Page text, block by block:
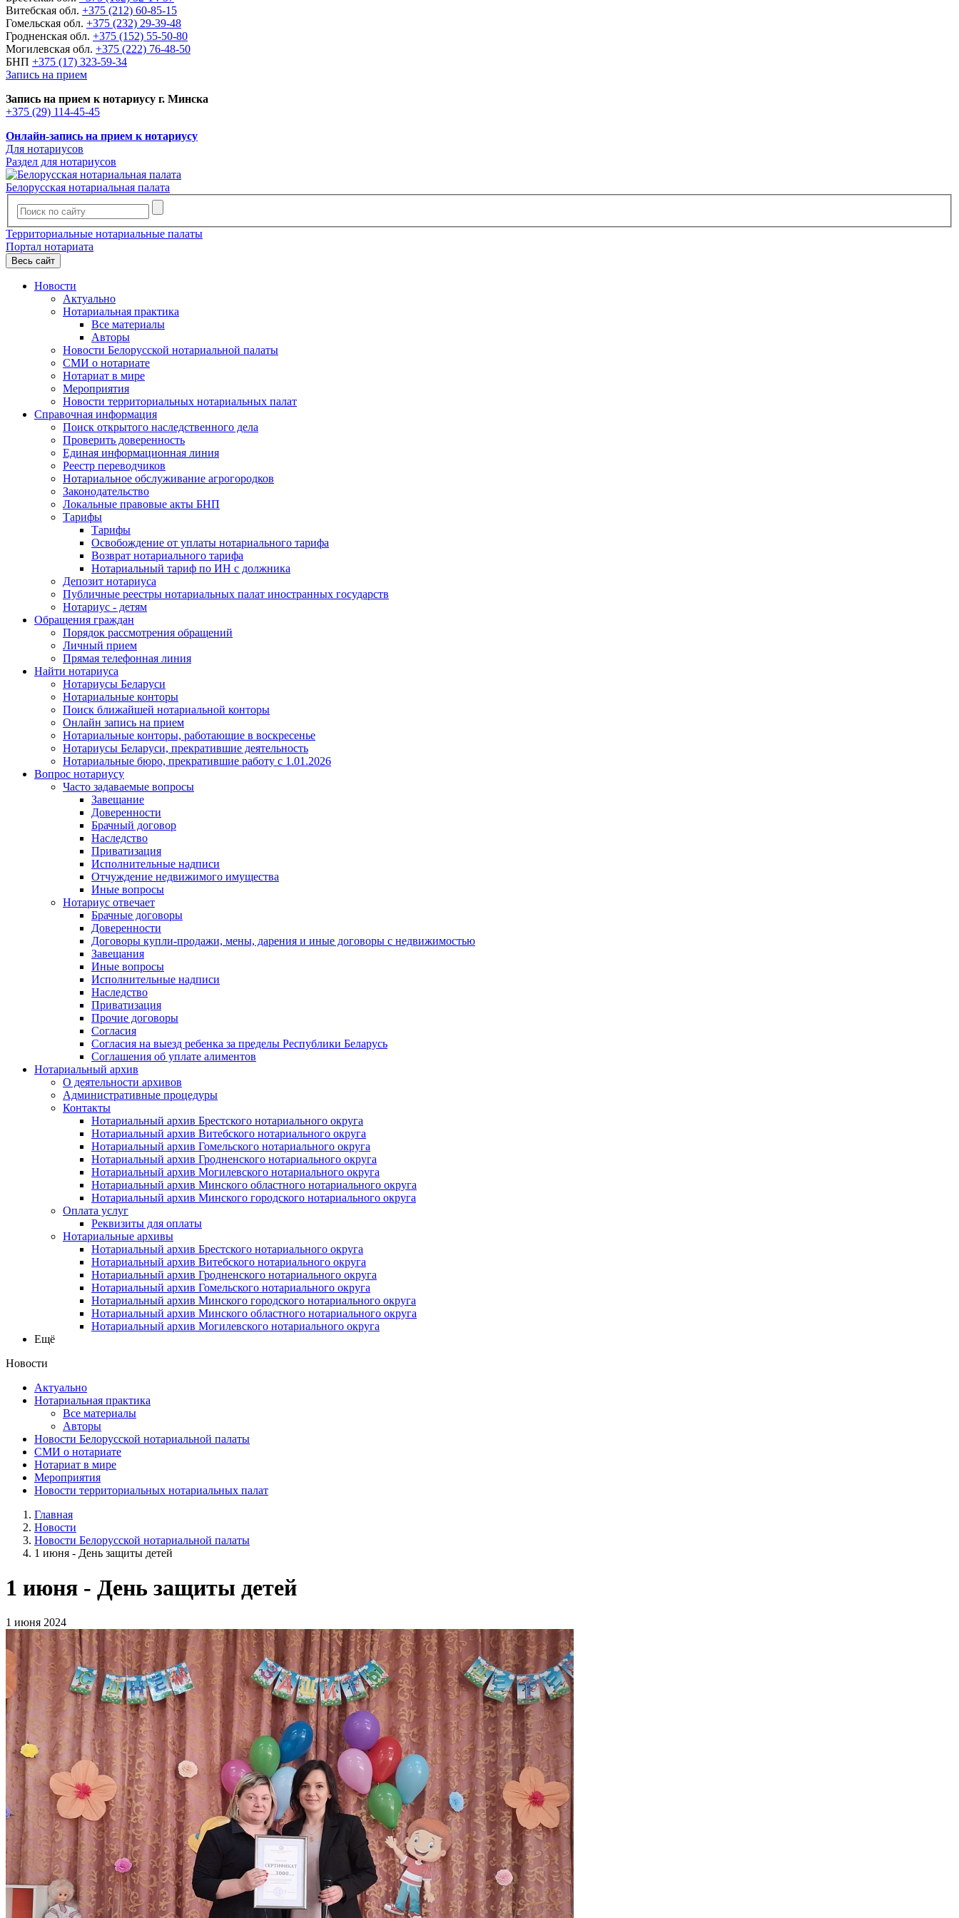
Витебская обл. +375 (212) 60-85-15
Гомельская обл. +375 (232) 29-39-48
Гродненская обл. +375 (152) 55-50-80
Могилевская обл. +375 (222) 76-48-50
БНП +375 (17) 323-59-34
Запись на прием
Запись на прием к нотариусу г. Минска
+375 (29) 114-45-45
Онлайн-запись на прием к нотариусу
Для нотариусов
Раздел для нотариусов
Белорусская нотариальная палата
Территориальные нотариальные палаты
Портал нотариата
Весь сайт
Новости
Актуально
Нотариальная практика
Все материалы
Авторы
Новости Белорусской нотариальной палаты
СМИ о нотариате
Нотариат в мире
Мероприятия
Новости территориальных нотариальных палат
Справочная информация
Поиск открытого наследственного дела
Проверить доверенность
Единая информационная линия
Реестр переводчиков
Нотариальное обслуживание агрогородков
Законодательство
Локальные правовые акты БНП
Тарифы
Тарифы
Освобождение от уплаты нотариального тарифа
Возврат нотариального тарифа
Нотариальный тариф по ИН с должника
Депозит нотариуса
Публичные реестры нотариальных палат иностранных государств
Нотариус - детям
Обращения граждан
Порядок рассмотрения обращений
Личный прием
Прямая телефонная линия
Найти нотариуса
Нотариусы Беларуси
Нотариальные конторы
Поиск ближайшей нотариальной конторы
Онлайн запись на прием
Нотариальные конторы, работающие в воскресенье
Нотариусы Беларуси, прекратившие деятельность
Нотариальные бюро, прекратившие работу с 1.01.2026
Вопрос нотариусу
Часто задаваемые вопросы
Завещание
Доверенности
Брачный договор
Наследство
Приватизация
Исполнительные надписи
Отчуждение недвижимого имущества
Иные вопросы
Нотариус отвечает
Брачные договоры
Доверенности
Договоры купли-продажи, мены, дарения и иные договоры с недвижимостью
Завещания
Иные вопросы
Исполнительные надписи
Наследство
Приватизация
Прочие договоры
Согласия
Согласия на выезд ребенка за пределы Республики Беларусь
Соглашения об уплате алиментов
Нотариальный архив
О деятельности архивов
Административные процедуры
Контакты
Нотариальный архив Брестского нотариального округа
Нотариальный архив Витебского нотариального округа
Нотариальный архив Гомельского нотариального округа
Нотариальный архив Гродненского нотариального округа
Нотариальный архив Могилевского нотариального округа
Нотариальный архив Минского областного нотариального округа
Нотариальный архив Минского городского нотариального округа
Оплата услуг
Реквизиты для оплаты
Нотариальные архивы
Нотариальный архив Брестского нотариального округа
Нотариальный архив Витебского нотариального округа
Нотариальный архив Гродненского нотариального округа
Нотариальный архив Гомельского нотариального округа
Нотариальный архив Минского городского нотариального округа
Нотариальный архив Минского областного нотариального округа
Нотариальный архив Могилевского нотариального округа
Ещё
Новости
Актуально
Нотариальная практика
Все материалы
Авторы
Новости Белорусской нотариальной палаты
СМИ о нотариате
Нотариат в мире
Мероприятия
Новости территориальных нотариальных палат
Главная
Новости
Новости Белорусской нотариальной палаты
1 июня - День защиты детей
1 июня - День защиты детей
1 июня 2024